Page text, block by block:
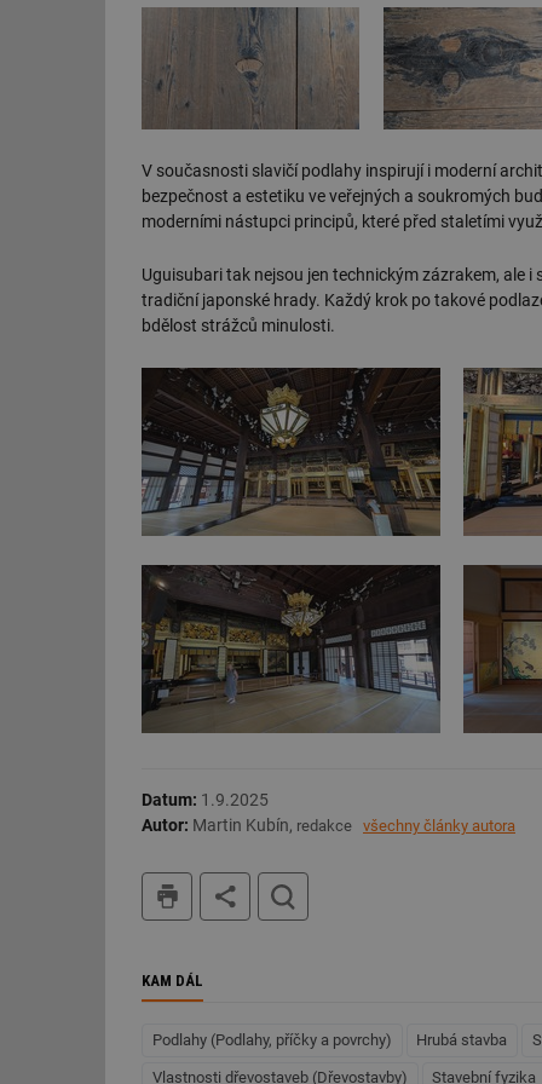
V současnosti slavičí podlahy inspirují i moderní
bezpečnost a estetiku ve veřejných a soukromých
moderními nástupci principů, které před staletími
Uguisubari tak nejsou jen technickým zázrakem, ale
tradiční japonské hrady. Každý krok po takové
bdělost strážců minulosti.
Datum: 1.9.2025
Autor: Martin Kubín, redakce všechny články autora
tisk
KAM DÁL
Podlahy (Podlahy, příčky a povrchy) Hrubá stavba
Vlastnosti dřevostaveb (Dřevostavby) Stavební fyzika
g_csrf_token
id
id
id
_hjFirstSeen
id